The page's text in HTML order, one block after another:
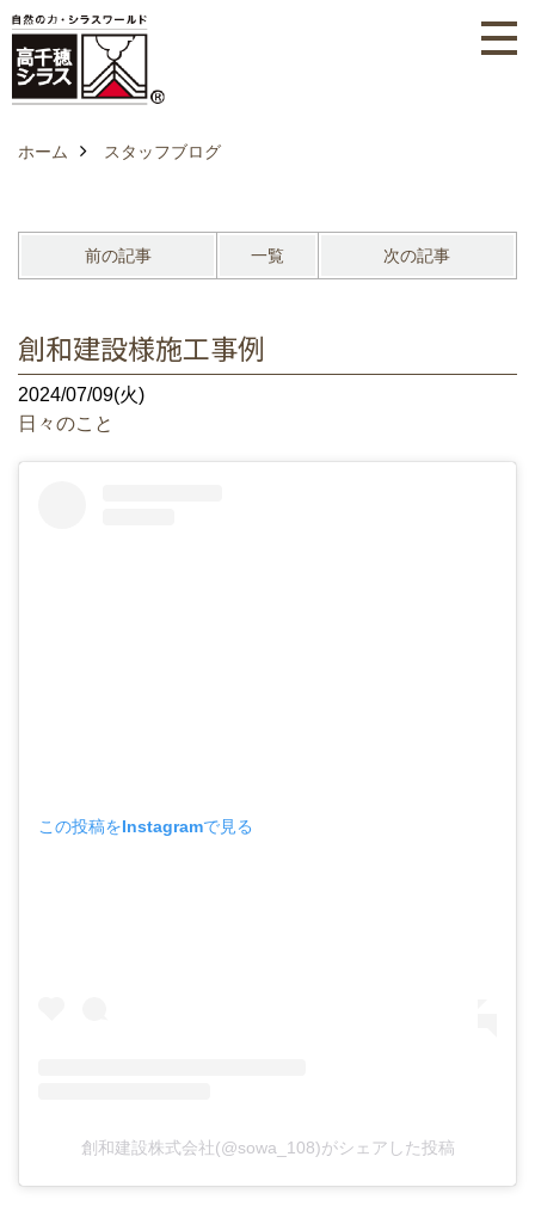
ホーム スタッフブログ
前の記事 一覧 次の記事
創和建設様施工事例
2024/07/09(火)
日々のこと
この投稿をInstagramで見る
創和建設株式会社(@sowa_108)がシェアした投稿